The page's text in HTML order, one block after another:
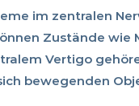
im zentralen
Zustände
Vertigo
bewegenden